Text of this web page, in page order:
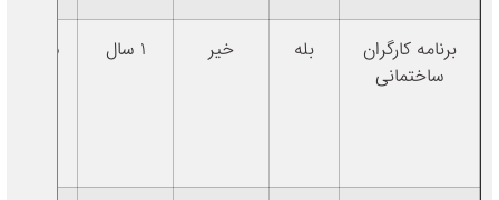
برنامه کارگران
ساختمانی
بله خیر ۱ سال